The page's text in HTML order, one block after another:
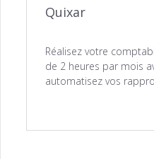
Quixar
Réalisez votre
de 2 heures par mois
automatisez vos